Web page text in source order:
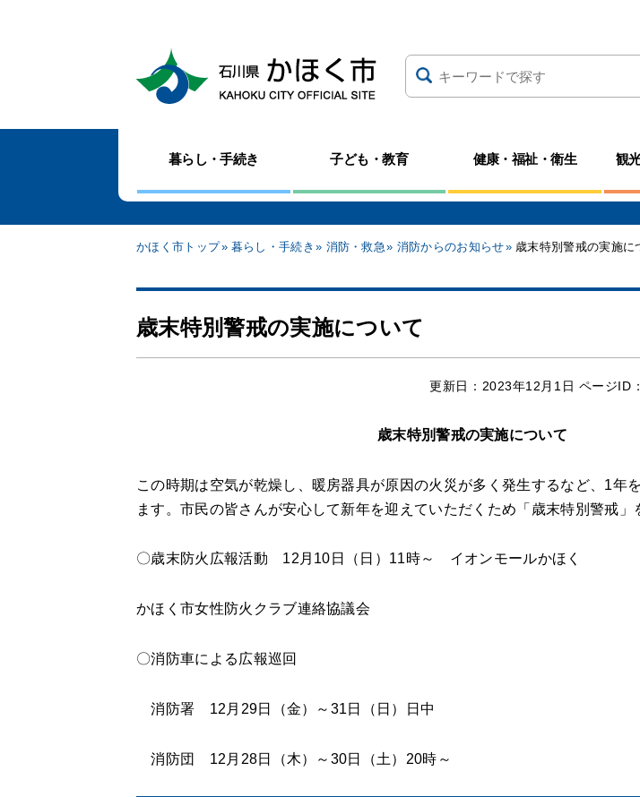
暮らし・手続き 子ども・教育 健康・福祉・衛生 観
かほく市トップ 暮らし・手続き 消防・救急 消防からのお知らせ 歳末特別警戒の実施に
歳末特別警戒の実施について
更新日： 2023年12月1日 ページID
歳末特別警戒の実施について
この時期は空気が乾燥し、暖房器具が原因の火災が多く発生するなど、1年
ます。市民の皆さんが安心して新年を迎えていただくため「歳末特別警戒」
〇歳末防火広報活動 12月10日（日）11時～ イオンモールかほく
かほく市女性防火クラブ連絡協議会
〇消防車による広報巡回
消防署 12月29日（金）～31日（日）日中
消防団 12月28日（木）～30日（土）20時～